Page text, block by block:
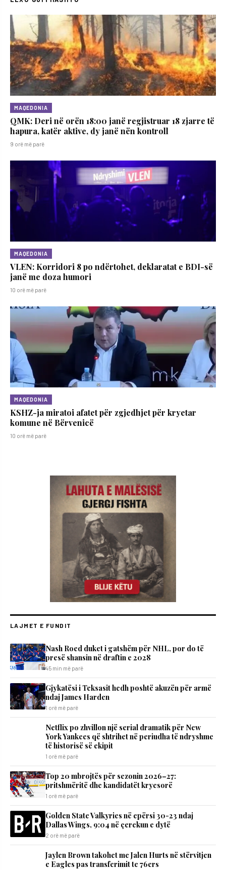
MAQEDONIA
QMK: Deri në orën 18:00 janë regjistruar 18 zjarre të
hapura, katër aktive, dy janë nën kontroll
9 orë më parë
MAQEDONIA
VLEN: Korridori 8 po ndërtohet, deklaratat e BDI-së
janë me doza ​humori
10 orë më parë
MAQEDONIA
KSHZ-ja miratoi afatet për zgjedhjet për kryetar
komune në Bërvenicë
10 orë më parë
LAJMET E FUNDIT
Nash Roed duket i gatshëm për NHL, por do të
presë shansin në draftin e 2028
45 min më parë
Gjykatësi i Teksasit hedh poshtë akuzën për armë
ndaj James Harden
1 orë më parë
Netflix po zhvillon një serial dramatik për New
York Yankees që shtrihet në periudha të ndryshme
të historisë së ekipit
1 orë më parë
Top 20 mbrojtës për sezonin 2026–27:
pritshmëritë dhe kandidatët kryesorë
1 orë më parë
Golden State Valkyries në epërsi 30-23 ndaj
Dallas Wings, 9:04 në çerekun e dytë
2 orë më parë
Jaylen Brown takohet me Jalen Hurts në stërvitjen
e Eagles pas transferimit te 76ers